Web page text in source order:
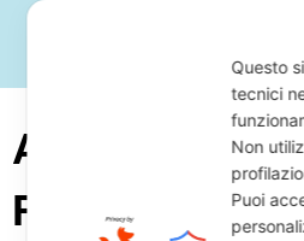
Azienda Di
Rottami
Questo
tecnici
Non
Puoi